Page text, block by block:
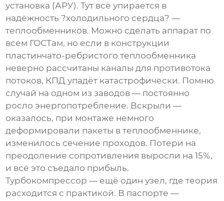
установка (АРУ). Тут всё упирается в
надёжность ?холодильного сердца? —
теплообменников. Можно сделать аппарат по
всем ГОСТам, но если в конструкции
пластинчато-ребристого теплообменника
неверно рассчитаны каналы для противотока
потоков, КПД упадёт катастрофически. Помню
случай на одном из заводов — постоянно
росло энергопотребление. Вскрыли —
оказалось, при монтаже немного
деформировали пакеты в теплообменнике,
изменилось сечение проходов. Потери на
преодоление сопротивления выросли на 15%,
и всё это съедало прибыль.
Турбокомпрессор — ещё один узел, где теория
расходится с практикой. В паспорте —